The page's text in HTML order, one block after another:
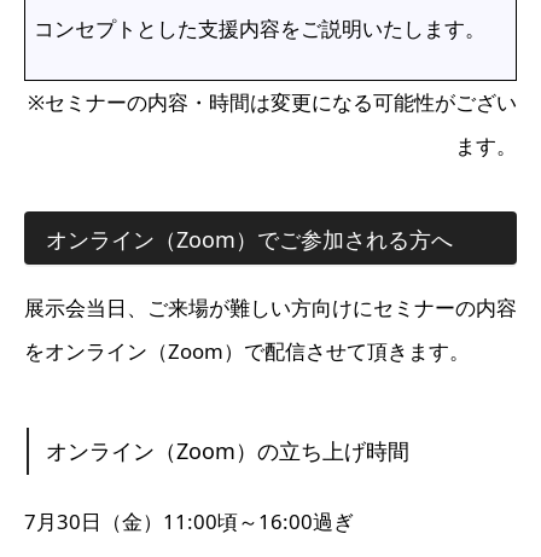
コンセプトとした支援内容をご説明いたします。
※セミナーの内容・時間は変更になる可能性がござい
ます。
オンライン（Zoom）でご参加される方へ
展示会当日、ご来場が難しい方向けにセミナーの内容
をオンライン（Zoom）で配信させて頂きます。
オンライン（Zoom）の立ち上げ時間
7月30日（金）11:00頃～16:00過ぎ